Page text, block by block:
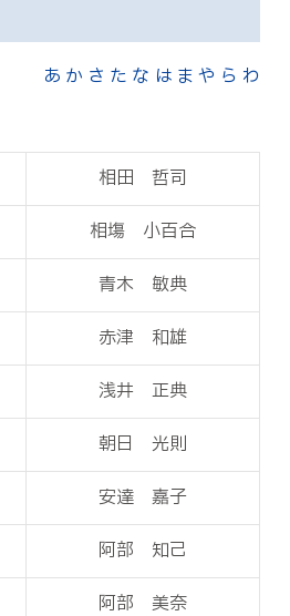
あ か さ た な は ま や ら わ
相田 哲司
相塲 小百合
青木 敏典
赤津 和雄
浅井 正典
朝日 光則
安達 嘉子
阿部 知己
阿部 美奈